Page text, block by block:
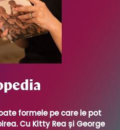
formele pe care le pot
Cu Kitty Rea și George